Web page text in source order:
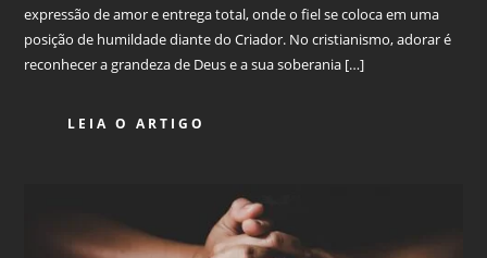
expressão de amor e entrega total, onde o fiel se coloca em uma
posição de humildade diante do Criador. No cristianismo, adorar é
reconhecer a grandeza de Deus e a sua soberania […]
LEIA O ARTIGO